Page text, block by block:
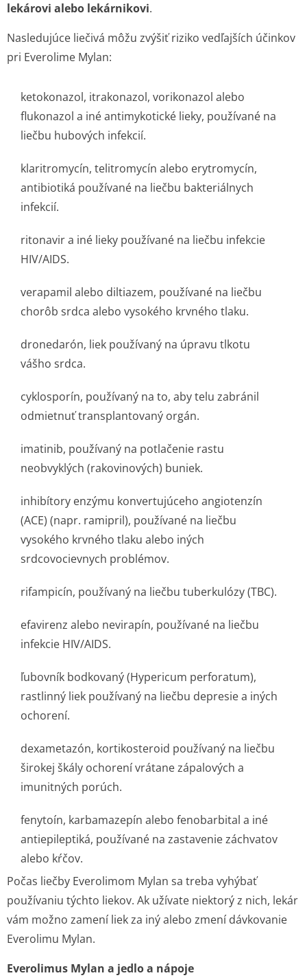
lekárovi alebo lekárnikovi.
Nasledujúce liečivá môžu zvýšiť riziko vedľajších účinkov
pri Everolime Mylan:
ketokonazol, itrakonazol, vorikonazol alebo
flukonazol a iné antimykotické lieky, používané na
liečbu hubových infekcií.
klaritromycín, telitromycín alebo erytromycín,
antibiotiká používané na liečbu bakteriálnych
infekcií.
ritonavir a iné lieky používané na liečbu infekcie
HIV/AIDS.
verapamil alebo diltiazem, používané na liečbu
chorôb srdca alebo vysokého krvného tlaku.
dronedarón, liek používaný na úpravu tlkotu
vášho srdca.
cyklosporín, používaný na to, aby telu zabránil
odmietnuť transplantova­ný orgán.
imatinib, používaný na potlačenie rastu
neobvyklých (rakovinových) buniek.
inhibítory enzýmu konvertujúceho angiotenzín
(ACE) (napr. ramipril), používané na liečbu
vysokého krvného tlaku alebo iných
srdcovocievnych problémov.
rifampicín, používaný na liečbu tuberkulózy (TBC).
efavirenz alebo nevirapín, používané na liečbu
infekcie HIV/AIDS.
ľubovník bodkovaný (Hypericum perforatum),
rastlinný liek používaný na liečbu depresie a iných
ochorení.
dexametazón, kortikosteroid používaný na liečbu
širokej škály ochorení vrátane zápalových a
imunitných porúch.
fenytoín, karbamazepín alebo fenobarbital a iné
antiepileptiká, používané na zastavenie záchvatov
alebo kŕčov.
Počas liečby Everolimom Mylan sa treba vyhýbať
používaniu týchto liekov. Ak užívate niektorý z nich, lekár
vám možno zamení liek za iný alebo zmení dávkovanie
Everolimu Mylan.
Everolimus Mylan a jedlo a nápoje